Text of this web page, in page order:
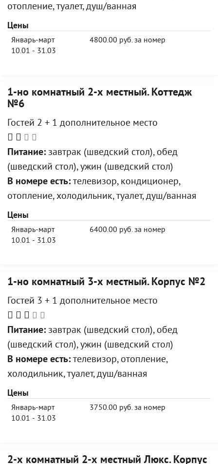
отопление, туалет, душ/ванная
Цены
Январь-март
10.01 - 31.03
4800.00 руб. за номер
1-но комнатный 2-х местный. Коттедж
№6
Гостей 2 + 1 дополнительное место
Питание: завтрак (шведский стол), обед
(шведский стол), ужин (шведский стол)
В номере есть: телевизор, кондиционер,
отопление, холодильник, туалет, душ/ванная
Цены
Январь-март
10.01 - 31.03
6400.00 руб. за номер
1-но комнатный 3-х местный. Корпус №2
Гостей 3 + 1 дополнительное место
Питание: завтрак (шведский стол), обед
(шведский стол), ужин (шведский стол)
В номере есть: телевизор, отопление,
холодильник, туалет, душ/ванная
Цены
Январь-март
10.01 - 31.03
3750.00 руб. за номер
2-х комнатный 2-х местный Люкс. Корпус